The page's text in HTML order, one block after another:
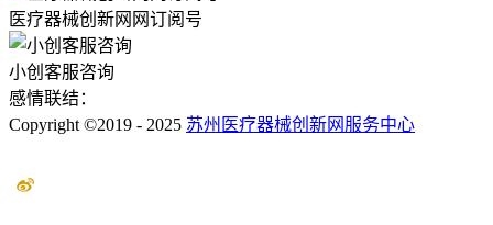
医疗器械创新网网订阅号
小创客服咨询
感情联结：
Copyright ©2019 - 2025 苏州医疗器械创新网服务中心